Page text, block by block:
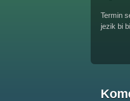
Termin
jezik bi